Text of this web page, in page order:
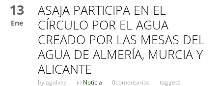
13
Ene
ASAJA PARTICIPA EN EL
CÍRCULO POR EL AGUA
CREADO POR LAS MESAS DEL
AGUA DE ALMERÍA, MURCIA Y
ALICANTE
byagalvez in Noticia 0comentarios tagged: